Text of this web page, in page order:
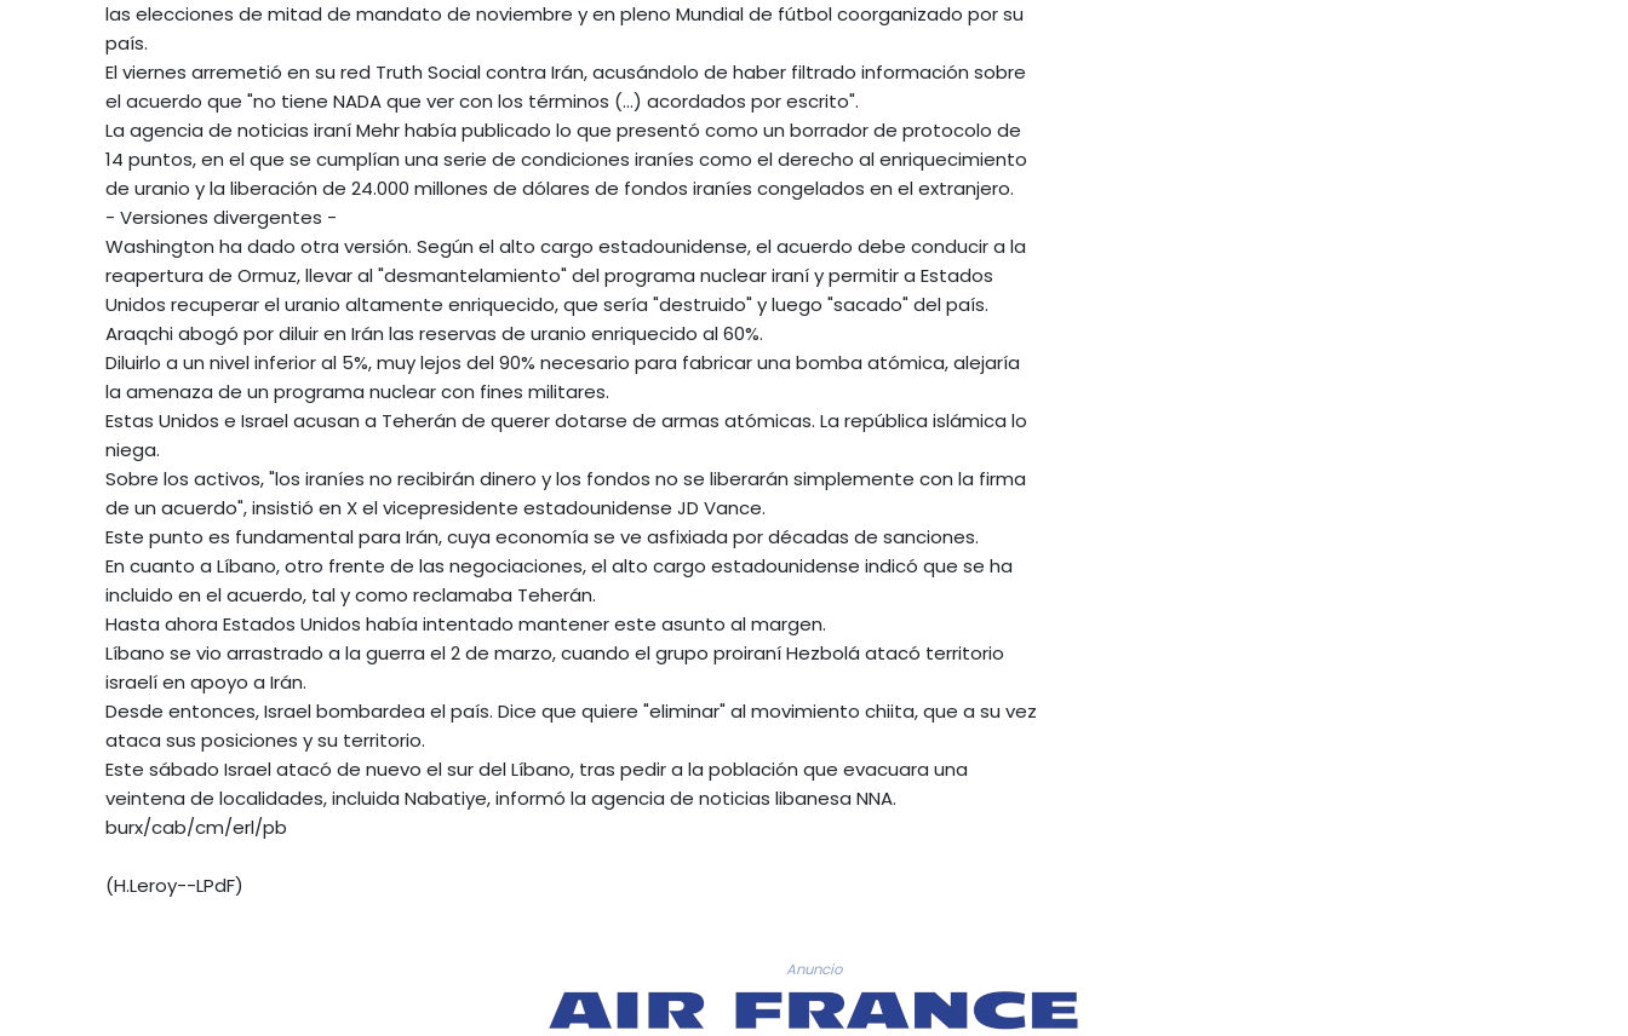
las elecciones de mitad de mandato de noviembre y en pleno Mundial de fútbol coorganizado por su
país.
El viernes arremetió en su red Truth Social contra Irán, acusándolo de haber filtrado información sobre
el acuerdo que "no tiene NADA que ver con los términos (...) acordados por escrito".
La agencia de noticias iraní Mehr había publicado lo que presentó como un borrador de protocolo de
14 puntos, en el que se cumplían una serie de condiciones iraníes como el derecho al enriquecimiento
de uranio y la liberación de 24.000 millones de dólares de fondos iraníes congelados en el extranjero.
- Versiones divergentes -
Washington ha dado otra versión. Según el alto cargo estadounidense, el acuerdo debe conducir a la
reapertura de Ormuz, llevar al "desmantelamiento" del programa nuclear iraní y permitir a Estados
Unidos recuperar el uranio altamente enriquecido, que sería "destruido" y luego "sacado" del país.
Araqchi abogó por diluir en Irán las reservas de uranio enriquecido al 60%.
Diluirlo a un nivel inferior al 5%, muy lejos del 90% necesario para fabricar una bomba atómica, alejaría
la amenaza de un programa nuclear con fines militares.
Estas Unidos e Israel acusan a Teherán de querer dotarse de armas atómicas. La república islámica lo
niega.
Sobre los activos, "los iraníes no recibirán dinero y los fondos no se liberarán simplemente con la firma
de un acuerdo", insistió en X el vicepresidente estadounidense JD Vance.
Este punto es fundamental para Irán, cuya economía se ve asfixiada por décadas de sanciones.
En cuanto a Líbano, otro frente de las negociaciones, el alto cargo estadounidense indicó que se ha
incluido en el acuerdo, tal y como reclamaba Teherán.
Hasta ahora Estados Unidos había intentado mantener este asunto al margen.
Líbano se vio arrastrado a la guerra el 2 de marzo, cuando el grupo proiraní Hezbolá atacó territorio
israelí en apoyo a Irán.
Desde entonces, Israel bombardea el país. Dice que quiere "eliminar" al movimiento chiita, que a su vez
ataca sus posiciones y su territorio.
Este sábado Israel atacó de nuevo el sur del Líbano, tras pedir a la población que evacuara una
veintena de localidades, incluida Nabatiye, informó la agencia de noticias libanesa NNA.
burx/cab/cm/erl/pb
(H.Leroy--LPdF)
Anuncio